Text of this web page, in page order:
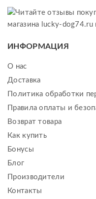
ИНФОРМАЦИЯ
О нас
Доставка
Политика обработки
Правила оплаты и
Возврат товара
Как купить
Бонусы
Блог
Производители
Контакты